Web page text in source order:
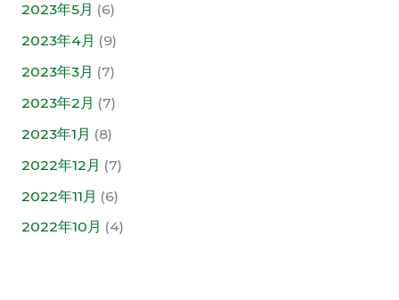
2023年5月 (6)
2023年4月 (9)
2023年3月 (7)
2023年2月 (7)
2023年1月 (8)
2022年12月 (7)
2022年11月 (6)
2022年10月 (4)